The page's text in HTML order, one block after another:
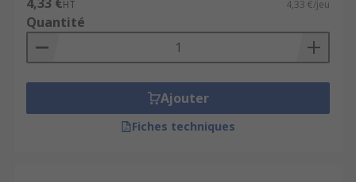
HT 4,33 €/jeu
Quantité
Ajouter
Fiches techniques